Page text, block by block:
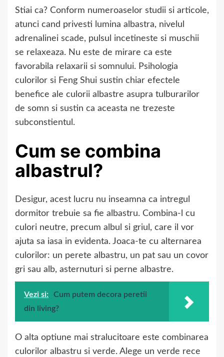
Stiai ca? Conform numeroaselor studii si articole,
atunci cand privesti lumina albastra, nivelul
adrenalinei scade, pulsul incetineste si muschii
se relaxeaza. Nu este de mirare ca este
favorabila relaxarii si somnului. Psihologia
culorilor si Feng Shui sustin chiar efectele
benefice ale culorii albastre asupra tulburarilor
de somn si sustin ca aceasta ne trezeste
subconstientul.
Cum se combina
albastrul?
Desigur, acest lucru nu inseamna ca intregul
dormitor trebuie sa fie albastru. Combina-l cu
culori neutre, precum albul si griul, care il vor
ajuta sa iasa in evidenta. Joaca-te cu alternarea
culorilor: un perete albastru, un pat sau un covor
gri sau alb, asternuturi si perne albastre.
Vezi si:
Cum putem decora peretii
din living?
O alta optiune mai stralucitoare este combinarea
culorilor albastru si verde. Alege un verde rece